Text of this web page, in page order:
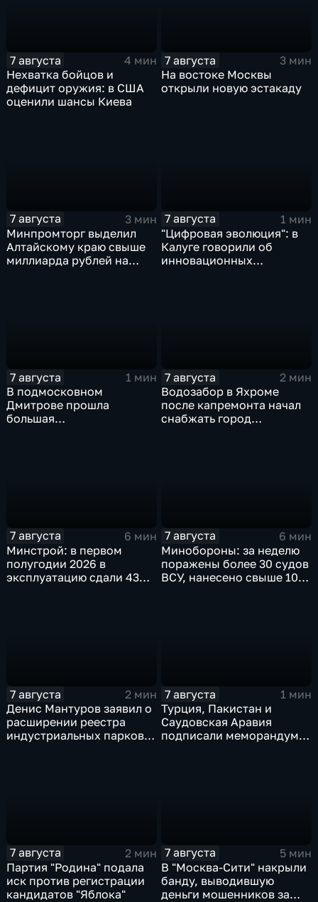
7 августа
4 мин
Нехватка бойцов и
дефицит оружия: в США
оценили шансы Киева
7 августа
3 мин
На востоке Москвы
открыли новую эстакаду
7 августа
3 мин
Минпромторг выделил
Алтайскому краю свыше
миллиарда рублей на
7 августа
1 мин
"Цифровая эволюция": в
Калуге говорили об
инновационных
7 августа
1 мин
В подмосковном
Дмитрове прошла
большая
7 августа
2 мин
Водозабор в Яхроме
после капремонта начал
снабжать город
7 августа
6 мин
Минстрой: в первом
полугодии 2026 в
эксплуатацию сдали 43
7 августа
6 мин
Минобороны: за неделю
поражены более 30 судов
ВСУ, нанесено свыше 10
7 августа
2 мин
Денис Мантуров заявил о
расширении реестра
индустриальных парков в
7 августа
1 мин
Турция, Пакистан и
Саудовская Аравия
подписали меморандум о
7 августа
2 мин
Партия "Родина" подала
иск против регистрации
кандидатов "Яблока"
7 августа
5 мин
В "Москва‑Сити" накрыли
банду, выводившую
деньги мошенников за